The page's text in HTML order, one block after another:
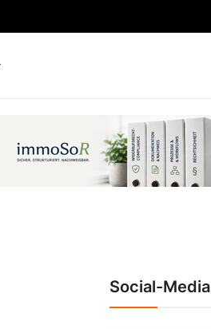
Social-Media